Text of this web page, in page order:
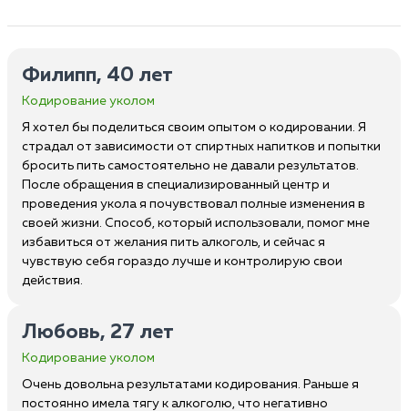
Филипп, 40 лет
Кодирование уколом
Я хотел бы поделиться своим опытом о кодировании. Я
страдал от зависимости от спиртных напитков и попытки
бросить пить самостоятельно не давали результатов.
После обращения в специализированный центр и
проведения укола я почувствовал полные изменения в
своей жизни. Способ, который использовали, помог мне
избавиться от желания пить алкоголь, и сейчас я
чувствую себя гораздо лучше и контролирую свои
действия.
Любовь, 27 лет
Кодирование уколом
Очень довольна результатами кодирования. Раньше я
постоянно имела тягу к алкоголю, что негативно